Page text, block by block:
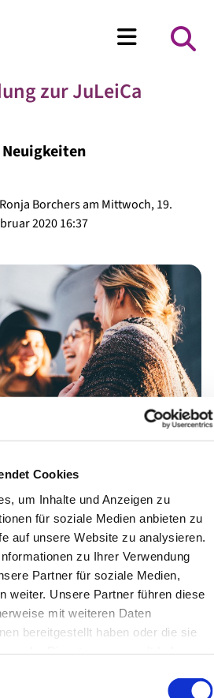
Cookies
um Inhalte und Anzeigen zu
für soziale Medien anbieten zu
auf unsere Website zu analysieren.
zu Ihrer Verwendung
Partner für soziale Medien,
weiter. Unsere Partner führen diese
mit weiteren Daten
bereitgestellt haben oder die sie
zur JuLeiCa
Neuigkeiten
Borchers am Mittwoch, 19.
2020 16:37
© Unsplasch.com
wir einen neuen JuLeiCa-Kurs
Ausbildungsangebot für
16-25 Jahren, die sich in der
einbringen und Erfahrungen
einen oder anderen ist das der
Laufbahn.